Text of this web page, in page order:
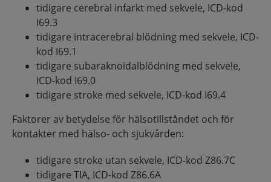
tidigare cerebral infarkt med sekvele, ICD-kod
I69.3
tidigare intracerebral blödning med sekvele, ICD-
kod I69.1
tidigare subaraknoidalblödning med sekvele,
ICD-kod I69.0
tidigare stroke med sekvele, ICD-kod I69.4
Faktorer av betydelse för hälsotillståndet och för
kontakter med hälso- och sjukvården:
tidigare stroke utan sekvele, ICD-kod Z86.7C
tidigare TIA, ICD-kod Z86.6A